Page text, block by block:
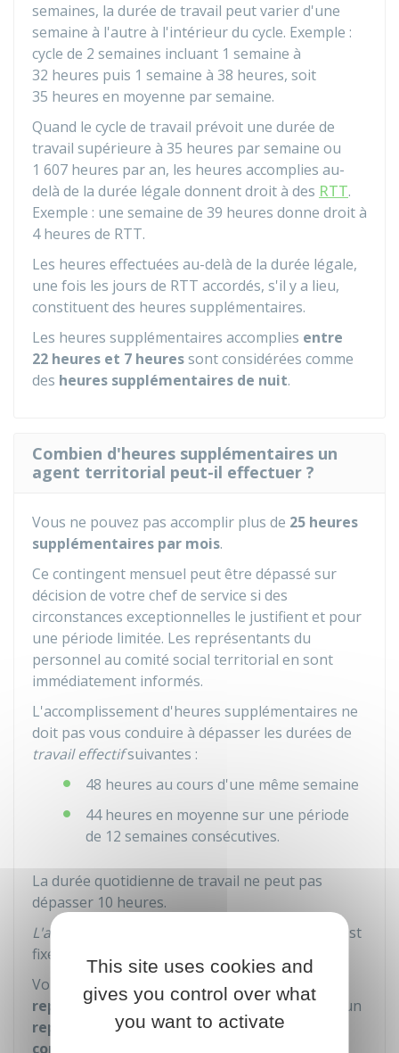
semaines, la durée de travail peut varier d'une
semaine à l'autre à l'intérieur du cycle. Exemple :
cycle de 2 semaines incluant 1 semaine à
32 heures puis 1 semaine à 38 heures, soit
35 heures en moyenne par semaine.
Quand le cycle de travail prévoit une durée de
travail supérieure à 35 heures par semaine ou
1 607 heures par an, les heures accomplies au-
delà de la durée légale donnent droit à des RTT.
Exemple : une semaine de 39 heures donne droit à
4 heures de RTT.
Les heures effectuées au-delà de la durée légale,
une fois les jours de RTT accordés, s'il y a lieu,
constituent des heures supplémentaires.
Les heures supplémentaires accomplies entre
22 heures et 7 heuressont considérées comme
des heures supplémentaires de nuit.
Combien d'heures supplémentaires un
agent territorial peut-il effectuer ?
Vous ne pouvez pas accomplir plus de 25 heures
supplémentaires par mois.
Ce contingent mensuel peut être dépassé sur
décision de votre chef de service si des
circonstances exceptionnelles le justifient et pour
une période limitée. Les représentants du
personnel au comité social territorial en sont
immédiatement informés.
L'accomplissement d'heures supplémentaires ne
doit pas vous conduire à dépasser les durées de
travail effectifsuivantes :
48 heures au cours d'une même semaine
44 heures en moyenne sur une période
de 12 semaines consécutives.
La durée quotidienne de travail ne peut pas
dépasser 10 heures.
L'amplitude maximale de la journée de travail
est
fixée à 12 heures.
Vous devez bénéficier, comme tout agent, d'un
repos quotidien de 11 heures minimumet d'un
repos hebdomadaire d'au moins 35 heures
consécutives
This site uses cookies and
gives you control over what
you want to activate